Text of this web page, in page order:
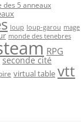
des 5 anneaux
loup loup-garou mage
monde des tenebres
RPG
seconde cité
virtual table vtt